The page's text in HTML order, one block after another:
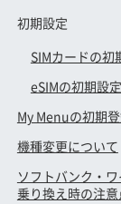
初期設定
SIMカードの初
eSIMの初期設定
My Menuの初期
機種変更について
ソフトバンク・
乗り換え時の注